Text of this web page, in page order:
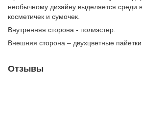
необычному дизайну выделяется среди
косметичек и сумочек.
Внутренняя сторона - полиэстер.
Внешняя сторона – двухцветные пайетки.
Отзывы